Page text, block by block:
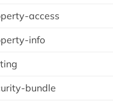
access
info
bundle